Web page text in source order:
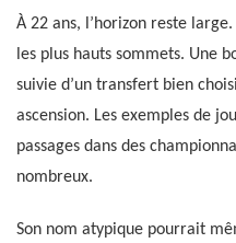
À 22 ans, l’horizon reste
les plus hauts sommets. Une
suivie d’un transfert bien
ascension. Les exemples de
passages dans des
nombreux.
Son nom atypique pourrait